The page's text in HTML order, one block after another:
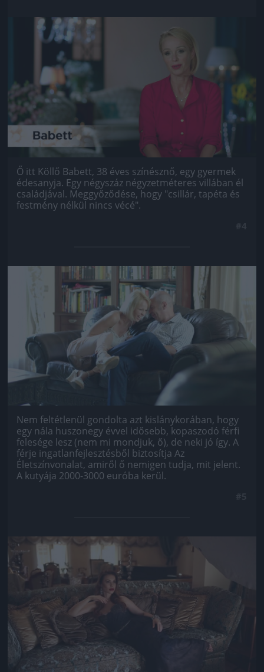
Jön még kép!
Ő itt Köllő Babett, 38 éves színésznő, egy gyermek
édesanyja. Egy négyszáz négyzetméteres villában él
családjával. Meggyőződése, hogy "csillár, tapéta és
festmény nélkül nincs vécé".
Jön még kép!
Nem feltétlenül gondolta azt kislánykorában, hogy
egy nála huszonegy évvel idősebb, kopaszodó férfi
felesége lesz (nem mi mondjuk, ő), de neki jó így. A
férje ingatlanfejlesztésből biztosítja Az
Életszínvonalat, amiről ő nemigen tudja, mit jelent.
A kutyája 2000-3000 euróba kerül.
Jön még kép!